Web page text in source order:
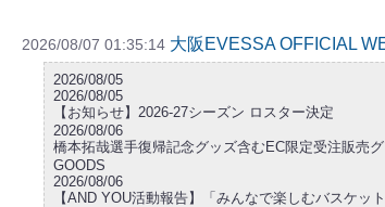
2026/08/07 01:35:14 大阪EVESSA OFFICIAL
2026/08/05
2026/08/05
【お知らせ】2026-27シーズン ロスター決定
2026/08/06
橋本拓哉選手復帰記念グッズ含むEC限定受注販売グ
GOODS
2026/08/06
【AND YOU活動報告】「みんなで楽しむバスケ